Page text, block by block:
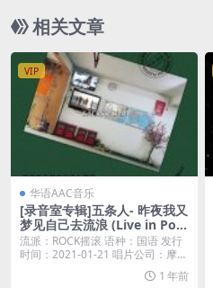
相关文章
VIP
华语AAC音乐
[录音室专辑]五条人- 昨夜我又
梦见自己去流浪 (Live in Port
ugal) (2021) [iTunes Plus M
4A]
流派：ROCK摇滚 语种：国语 发行
时间：2021-01-21 唱片公司：摩登
1 年前